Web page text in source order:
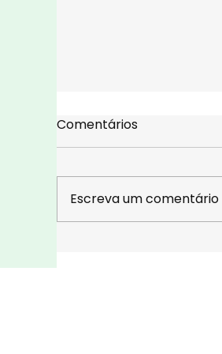
Comentários
Escreva um comentário